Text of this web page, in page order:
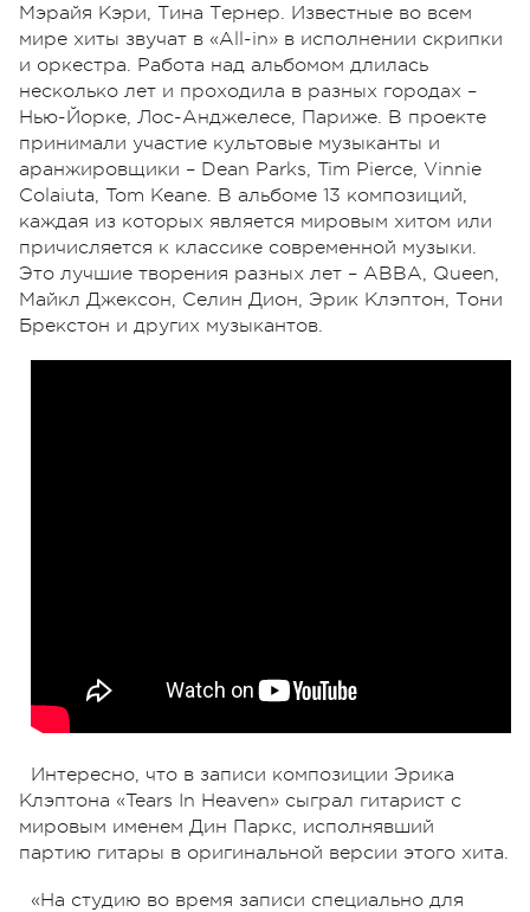
Мэрайя Кэри, Тина Тернер. Известные во всем
мире хиты звучат в «All-in» в исполнении скрипки
и оркестра. Работа над альбомом длилась
несколько лет и проходила в разных городах –
Нью-Йорке, Лос-Анджелесе, Париже. В проекте
принимали участие культовые музыканты и
аранжировщики – Dean Parks, Tim Pierce, Vinnie
Colaiuta, Tom Keane. В альбоме 13 композиций,
каждая из которых является мировым хитом или
причисляется к классике современной музыки.
Это лучшие творения разных лет – ABBA, Queen,
Майкл Джексон, Селин Дион, Эрик Клэптон, Тони
Брекстон и других музыкантов.
Интересно, что в записи композиции Эрика
Клэптона «Tears In Heaven» сыграл гитарист с
мировым именем Дин Паркс, исполнявший
партию гитары в оригинальной версии этого хита.
«На студию во время записи специально для